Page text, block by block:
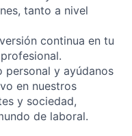
tanto a nivel
continua en tu
y ayúdanos
en nuestros
y sociedad,
de laboral.